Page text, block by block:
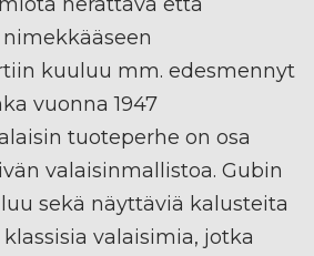
kuuluu mm. edesmennyt
vuonna 1947
tuoteperhe on osa
valaisinmallistoa. Gubin
sekä näyttäviä kalusteita
valaisimia, jotka